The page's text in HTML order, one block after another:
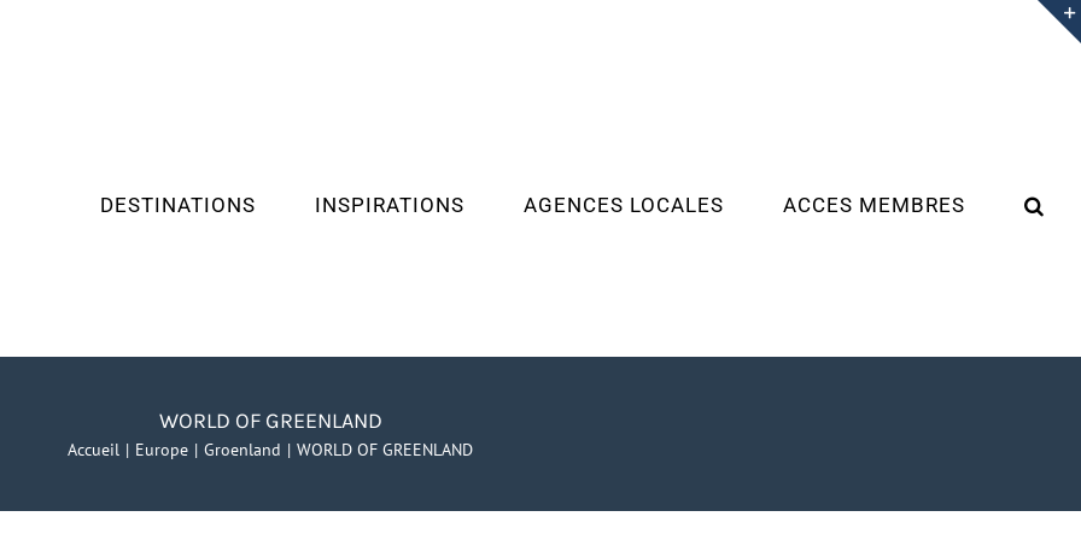
DESTINATIONS INSPIRATIONS AGENCES LOCALES ACCES MEMBRES
WORLD OF GREENLAND
Accueil Europe Groenland WORLD OF GREENLAND